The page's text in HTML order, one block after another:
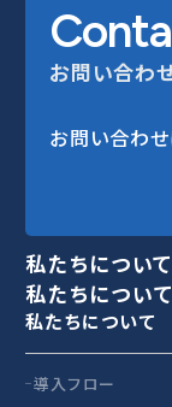
お問い合わ
お問い合わ
私たちについて
私たちについて
私たちについて
導入フロー